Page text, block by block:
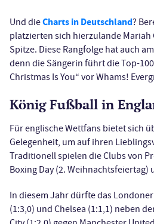
Und dieCharts in Deutschland?
platzierten sich hierzulande Mariah
Spitze. Diese Rangfolge hat auch
denn die Sängerin führt die Top-
Christmas Is You“ vor Whams!
König Fußball in
Für englische Wettfans bietet sich
Gelegenheit, um auf ihren
Traditionell spielen die Clubs von
Boxing Day (2.
In diesem Jahr dürfte das
(1:3,0) und Chelsea (1:1,1) neben